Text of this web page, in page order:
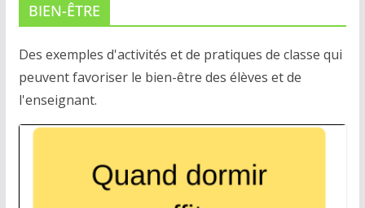
BIEN-ÊTRE
Des exemples d'activités et de pratiques de classe qui
peuvent favoriser le bien-être des élèves et de
l'enseignant.